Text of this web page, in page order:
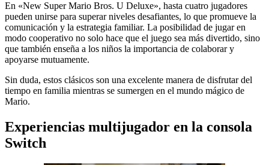
En «New Super Mario Bros. U Deluxe», hasta cuatro jugadores
pueden unirse para superar niveles desafiantes, lo que promueve la
comunicación y la estrategia familiar. La posibilidad de jugar en
modo cooperativo no solo hace que el juego sea más divertido, sino
que también enseña a los niños la importancia de colaborar y
apoyarse mutuamente.
Sin duda, estos clásicos son una excelente manera de disfrutar del
tiempo en familia mientras se sumergen en el mundo mágico de
Mario.
Experiencias multijugador en la consola
Switch